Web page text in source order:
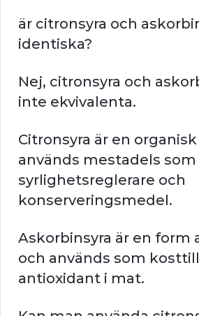
är citronsyra och
identiska?
Nej, citronsyra och
inte ekvivalenta.
Citronsyra är en
används mestadels som
syrlighetsreglerare och
konserveringsmedel.
Askorbinsyra är en form
och används som
antioxidant i mat.